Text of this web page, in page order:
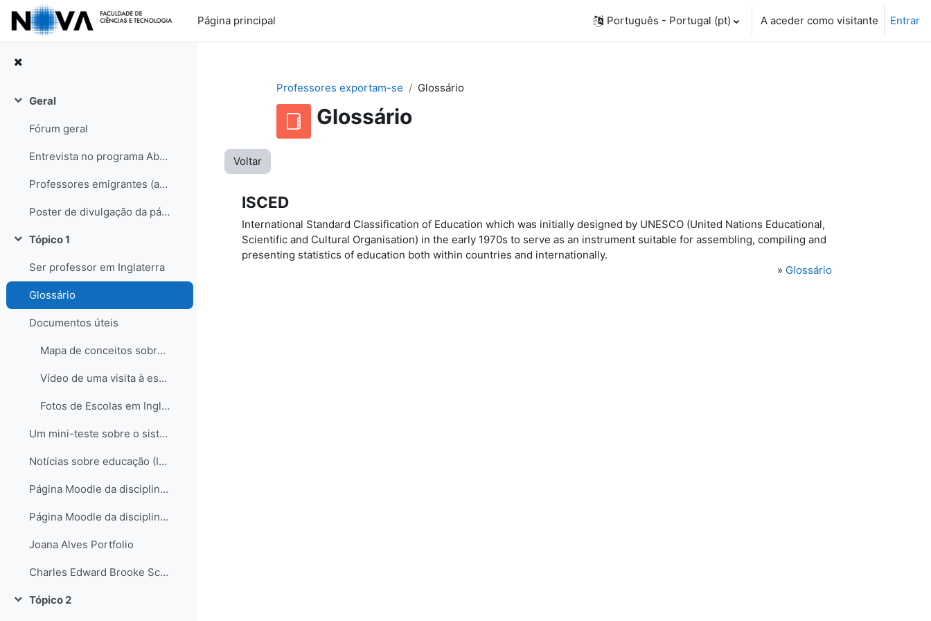
Ir para o conteúdo principal
Página principal
Português - Portugal ‎(pt)‎ A aceder como visitante Entrar
Contrair
Geral
Fórum geral
Entrevista no programa Abraço de Domingo (RDP internacional)
Professores emigrantes (artigo no semanário Sol, edição de 31-05-08)
Poster de divulgação da página
Contrair
Tópico 1
Ser professor em Inglaterra
Glossário
Documentos úteis
Mapa de conceitos sobre o sistema educativo em Inglaterra
Vídeo de uma visita à escola de Hampstead no Reino Unido
Fotos de Escolas em Inglaterra
Um mini-teste sobre o sistema educativo inglês...
Notícias sobre educação (Inglaterra e não só)
Página Moodle da disciplina de Science
Página Moodle da disciplina de Science II
Joana Alves Portfolio
Charles Edward Brooke School Science Departament
Contrair
Tópico 2
Professores exportam-se Glossário
Glossário
Voltar
ISCED
International Standard Classification of Education which was initially designed by UNESCO (United Nations Educational,
Scientific and Cultural Organisation) in the early 1970s to serve as an instrument suitable for assembling, compiling and
presenting statistics of education both within countries and internationally.
» Glossário